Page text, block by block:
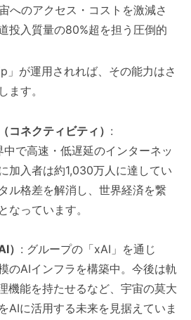
へのアクセス・コストを激減さ
投入質量の80%超を担う圧倒的
」が運用されれば、その能力はさ
ます。
コネクティビティ） :
中で高速・低遅延のインターネッ
加入者は約1,030万人に達してい
ル格差を解消し、世界経済を繋
なっています。
） : グループの「xAI」を通じ
のAIインフラを構築中。今後は軌
機能を持たせるなど、宇宙の莫大
AIに活用する未来を見据えていま